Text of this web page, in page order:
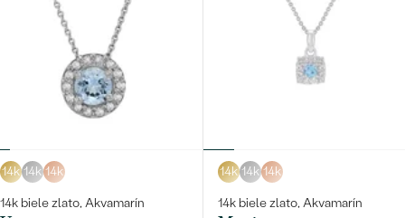
14k 14k 14k
14k biele zlato, Akvamarín
14k 14k 14k
14k biele zlato, Akvamarín